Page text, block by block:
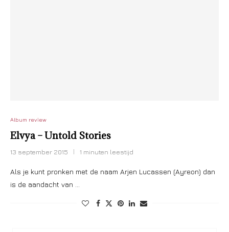
Album review
Elvya – Untold Stories
13 september 2015 1 minuten leestijd
Als je kunt pronken met de naam Arjen Lucassen (Ayreon) dan
is de aandacht van …